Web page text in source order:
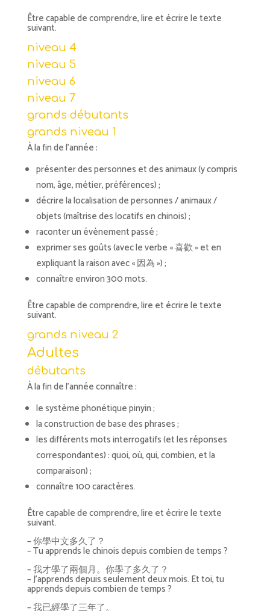
Être capable de comprendre, lire et écrire le texte
suivant.
niveau 4
niveau 5
niveau 6
niveau 7
grands débutants
grands niveau 1
À la fin de l’année :
présenter des personnes et des animaux (y compris
nom, âge, métier, préférences) ;
décrire la localisation de personnes / animaux /
objets (maîtrise des locatifs en chinois) ;
raconter un évènement passé ;
exprimer ses goûts (avec le verbe « 喜歡 » et en
expliquant la raison avec « 因為 ») ;
connaître environ 300 mots.
Être capable de comprendre, lire et écrire le texte
suivant.
grands niveau 2
Adultes
débutants
À la fin de l’année connaître :
le système phonétique pinyin ;
la construction de base des phrases ;
les différents mots interrogatifs (et les réponses
correspondantes) : quoi, où, qui, combien, et la
comparaison) ;
connaître 100 caractères.
Être capable de comprendre, lire et écrire le texte
suivant.
– 你學中文多久了？
– Tu apprends le chinois depuis combien de temps ?
– 我才學了兩個月。你學了多久了？
– J’apprends depuis seulement deux mois. Et toi, tu
apprends depuis combien de temps ?
– 我已經學了三年了。